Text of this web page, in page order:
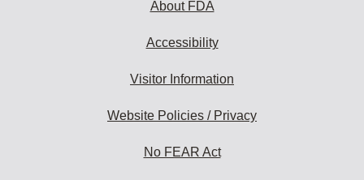
About FDA
Accessibility
Visitor Information
Website Policies / Privacy
No FEAR Act